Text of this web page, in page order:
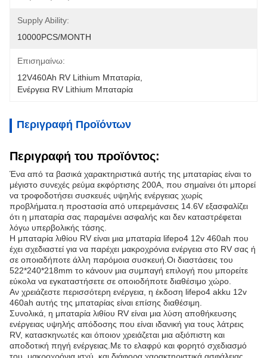
Supply Ability:
10000PCS/MONTH
Επισημαίνω:
12V460Ah RV Lithium Μπαταρία
Ενέργεια RV Lithium Μπαταρία
Περιγραφή Προϊόντων
Περιγραφή του προϊόντος:
Ένα από τα βασικά χαρακτηριστικά αυτής της μπαταρίας είναι το
μέγιστο συνεχές ρεύμα εκφόρτισης 200A, που σημαίνει ότι μπορεί
να τροφοδοτήσει συσκευές υψηλής ενέργειας χωρίς
προβλήματα.η προστασία από υπερεμάνσεις 14.6V εξασφαλίζει
ότι η μπαταρία σας παραμένει ασφαλής και δεν καταστρέφεται
λόγω υπερβολικής τάσης.
Η μπαταρία λιθίου RV είναι μια μπαταρία lifepo4 12v 460ah που
έχει σχεδιαστεί για να παρέχει μακροχρόνια ενέργεια στο RV σας ή
σε οποιαδήποτε άλλη παρόμοια συσκευή.Οι διαστάσεις του
522*240*218mm το κάνουν μια συμπαγή επιλογή που μπορείτε
εύκολα να εγκαταστήσετε σε οποιοδήποτε διαθέσιμο χώρο.
Αν χρειάζεστε περισσότερη ενέργεια, η έκδοση lifepo4 akku 12v
460ah αυτής της μπαταρίας είναι επίσης διαθέσιμη.
Συνολικά, η μπαταρία λιθίου RV είναι μια λύση αποθήκευσης
ενέργειας υψηλής απόδοσης που είναι ιδανική για τους λάτρεις
RV, κατασκηνωτές και όποιον χρειάζεται μια αξιόπιστη και
αποδοτική πηγή ενέργειας.Με το ελαφρύ και φορητό σχεδιασμό